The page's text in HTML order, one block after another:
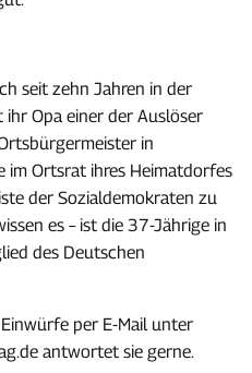
seit zehn Jahren in der
Opa einer der Auslöser
in
im Ortsrat ihres Heimatdorfes
der Sozialdemokraten zu
es – ist die 37-Jährige in
des Deutschen
per E-Mail unter
antwortet sie gerne.